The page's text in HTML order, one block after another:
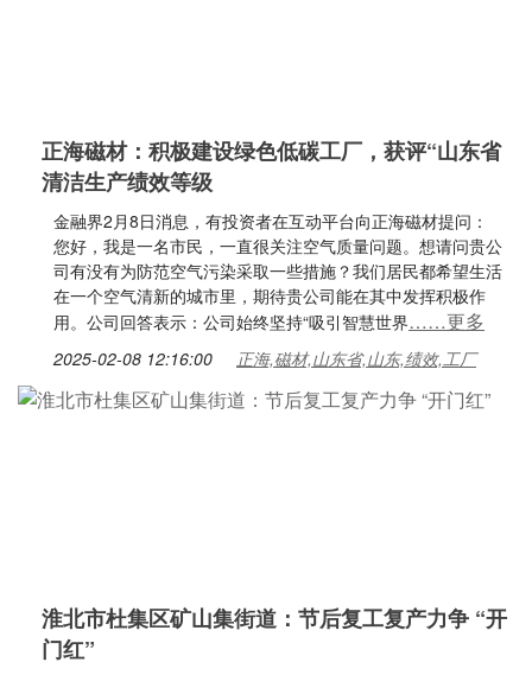
正海磁材：积极建设绿色低碳工厂，获评“山东省
清洁生产绩效等级
金融界2月8日消息，有投资者在互动平台向正海磁材提问：
您好，我是一名市民，一直很关注空气质量问题。想请问贵公
司有没有为防范空气污染采取一些措施？我们居民都希望生活
在一个空气清新的城市里，期待贵公司能在其中发挥积极作
用。公司回答表示：公司始终坚持“吸引智慧世界……更多
2025-02-08 12:16:00 正海,磁材,山东省,山东,绩效,工厂
淮北市杜集区矿山集街道：节后复工复产力争 “开
门红”